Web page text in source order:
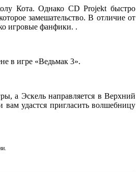
Кота. Однако CD Projekt быстро
замешательство. В отличие от
игровые фанфики. .
в игре «Ведьмак 3».
а Эскель направляется в Верхний
удастся пригласить волшебницу